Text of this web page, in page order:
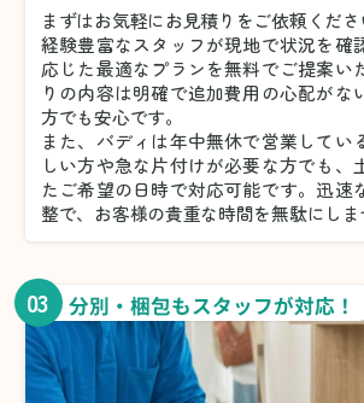
まずはお気軽にお見積りをご依頼くださ
経験豊富なスタッフが現地で状況を確
応じた最適なプランを無料でご提案い
りの内容は明確で追加費用の心配がな
方でも安心です。
また、バディは年中無休で営業してい
しい方や急な片付けが必要な方でも、
たご希望の日時で対応可能です。迅速
整で、お客様の貴重な時間を無駄にしま
03 分別・梱包もスタッフが対応！